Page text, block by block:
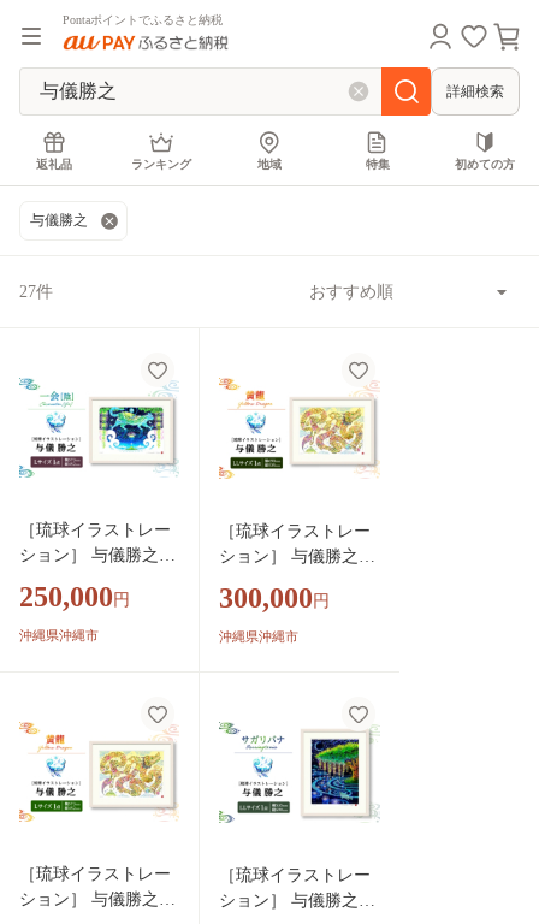
Pontaポイントでふるさと納税
詳細検索
返礼品 ランキング 地域 特集 初めての方
与儀勝之
27件
［琉球イラストレー
ション］ 与儀勝之
er [Yin]』 額装Lサイ
ズ インテリア 雑貨
ma office [BCAI027]
250,000 円
沖縄県沖縄市
［琉球イラストレー
ション］ 与儀勝之
n』 額装LLサイズ イ
ンテリア 雑貨 アート
300,000 円
沖縄県沖縄市
［琉球イラストレー
ション］ 与儀勝之
［琉球イラストレー
ション］ 与儀勝之